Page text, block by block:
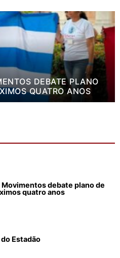
DEBATE PLANO
QUATRO ANOS
Movimentos debate plano de
quatro anos
Estadão